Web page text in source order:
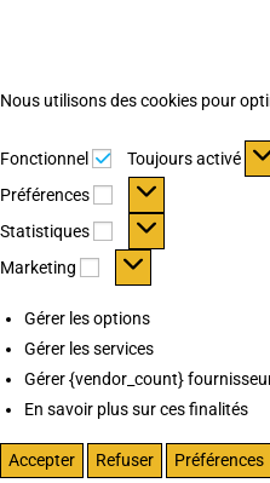
Nous utilisons des cookies pour
Fonctionnel Fonctionnel
Toujours activé
Préférences
Préférences
Statistiques Statistiques
Marketing Marketing
Gérer les options
Gérer les services
Gérer {vendor_count}
En savoir plus sur ces finalités
Accepter Refuser Préférences